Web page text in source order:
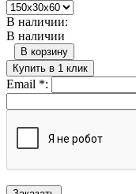
В наличии:
В наличии
В корзину
Купить в 1 клик
Email *: